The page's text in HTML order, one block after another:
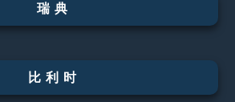
瑞典
比利时